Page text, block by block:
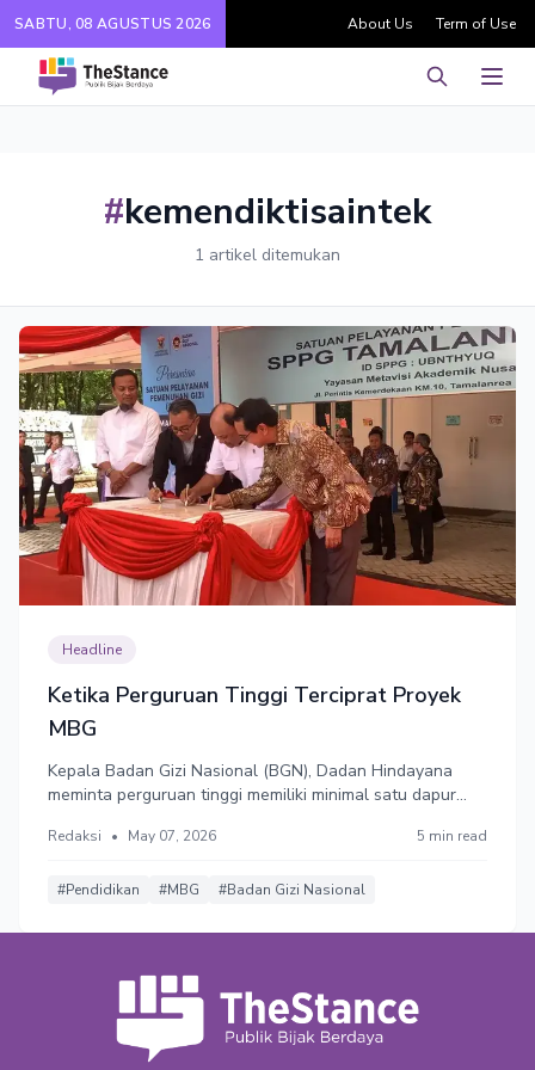
SABTU, 08 AGUSTUS 2026 About Us Term of Use
Pencarian
#kemendiktisaintek
1 artikel ditemukan
Headline
Ketika Perguruan Tinggi Terciprat Proyek
MBG
Kepala Badan Gizi Nasional (BGN), Dadan Hindayana
meminta perguruan tinggi memiliki minimal satu dapur
MBG dinilai tidak relevan dengan fungsi perguruan tinggi.
Redaksi • May 07, 2026 5 min read
#Pendidikan #MBG #Badan Gizi Nasional